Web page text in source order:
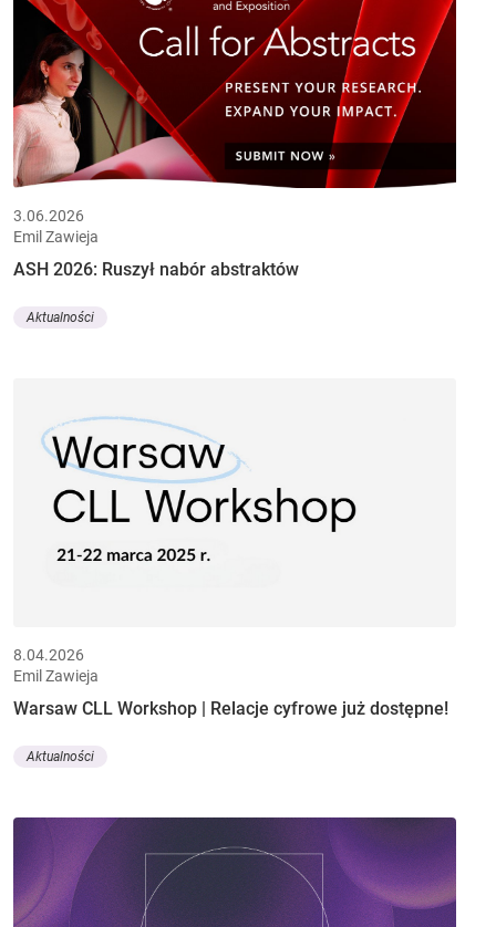
3.06.2026
Emil Zawieja
ASH 2026: Ruszył nabór abstraktów
Aktualności
8.04.2026
Emil Zawieja
Warsaw CLL Workshop | Relacje cyfrowe już dostępne!
Aktualności